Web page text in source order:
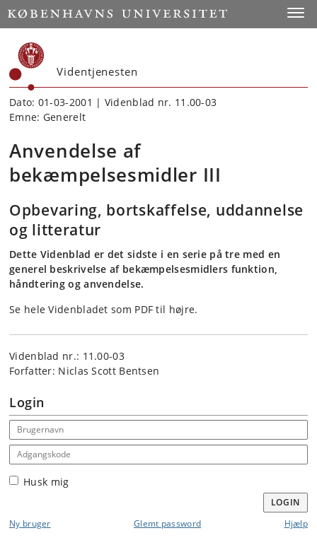
Start
Videntjenesten
Dato: 01-03-2001 | Videnblad nr. 11.00-03
Emne: Generelt
Anvendelse af
bekæmpelsesmidler III
Opbevaring, bortskaffelse, uddannelse
og litteratur
Dette Videnblad er det sidste i en serie på tre med en
generel beskrivelse af bekæmpelsesmidlers funktion,
håndtering og anvendelse.
Se hele Videnbladet som PDF til højre.
Videnblad nr.: 11.00-03
Forfatter: Niclas Scott Bentsen
Login
Email address
Adgangskode
Husk mig
LOGIN
Ny bruger
Glemt password Hjælp